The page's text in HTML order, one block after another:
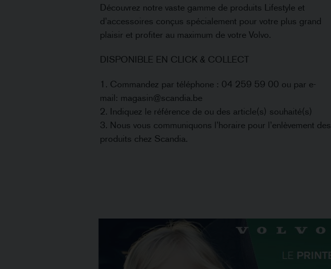
Découvrez notre vaste gamme de produits Lifestyle et
d’accessoires conçus spécialement pour votre plus grand
plaisir et profiter au maximum de votre Volvo.
DISPONIBLE EN CLICK & COLLECT
1. Commandez par téléphone : 04 259 59 00 ou par e-
mail: magasin@scandia.be
2. Indiquez le référence de ou des article(s) souhaité(s)
3. Nous vous communiquons l’horaire pour l’enlèvement des
produits chez Scandia.